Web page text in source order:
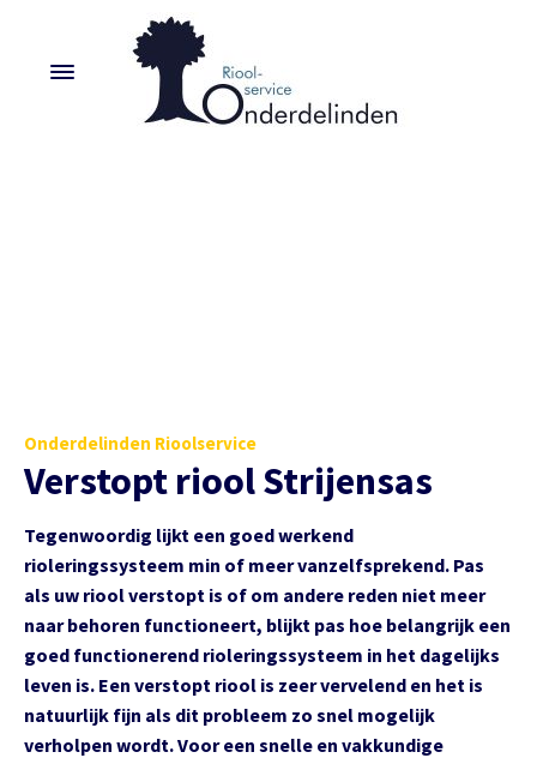
Onderdelinden Rioolservice
Verstopt riool Strijensas
Tegenwoordig lijkt een goed werkend
rioleringssysteem min of meer vanzelfsprekend. Pas
als uw riool verstopt is of om andere reden niet meer
naar behoren functioneert, blijkt pas hoe belangrijk een
goed functionerend rioleringssysteem in het dagelijks
leven is. Een verstopt riool is zeer vervelend en het is
natuurlijk fijn als dit probleem zo snel mogelijk
verholpen wordt. Voor een snelle en vakkundige